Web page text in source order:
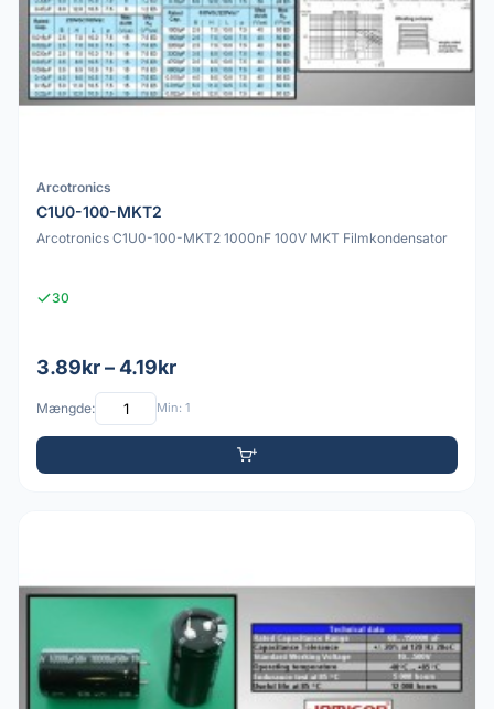
Arcotronics
C1U0-100-MKT2
Arcotronics C1U0-100-MKT2 1000nF 100V MKT Filmkondensator
30
3.89kr – 4.19kr
Mængde: Min: 1